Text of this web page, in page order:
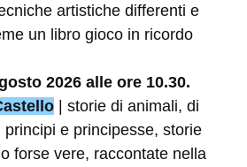
artistiche differenti e
un libro gioco in ricordo
2026 alle ore 10.30.
| storie di animali, di
principi e principesse, storie
forse vere, raccontate nella